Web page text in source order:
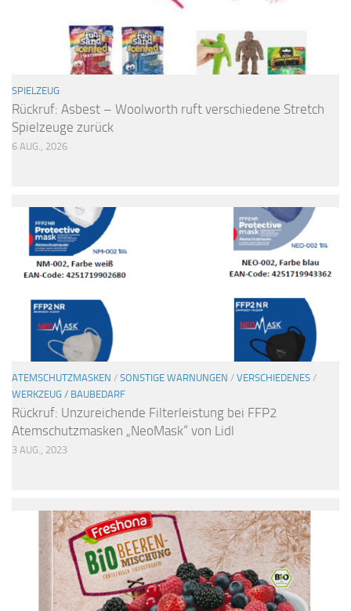
SPIELZEUG
Rückruf: Asbest – Woolworth ruft verschiedene Stretch
Spielzeuge zurück
6 AUG., 2026
ATEMSCHUTZMASKEN / SONSTIGE WARNUNGEN / VERSCHIEDENES /
WERKZEUG / BAUBEDARF
Rückruf: Unzureichende Filterleistung bei FFP2
Atemschutzmasken „NeoMask“ von Lidl
3 AUG., 2023